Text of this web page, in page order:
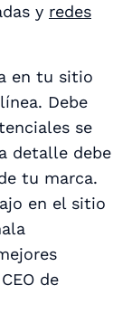
y redes
en tu sitio
Debe
se
detalle debe
tu marca.
en el sitio
de